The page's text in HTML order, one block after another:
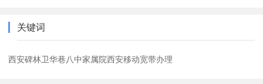
关键词
西安碑林卫华巷八中家属院西安移动宽带办理